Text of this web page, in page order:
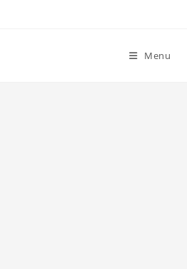
Menu